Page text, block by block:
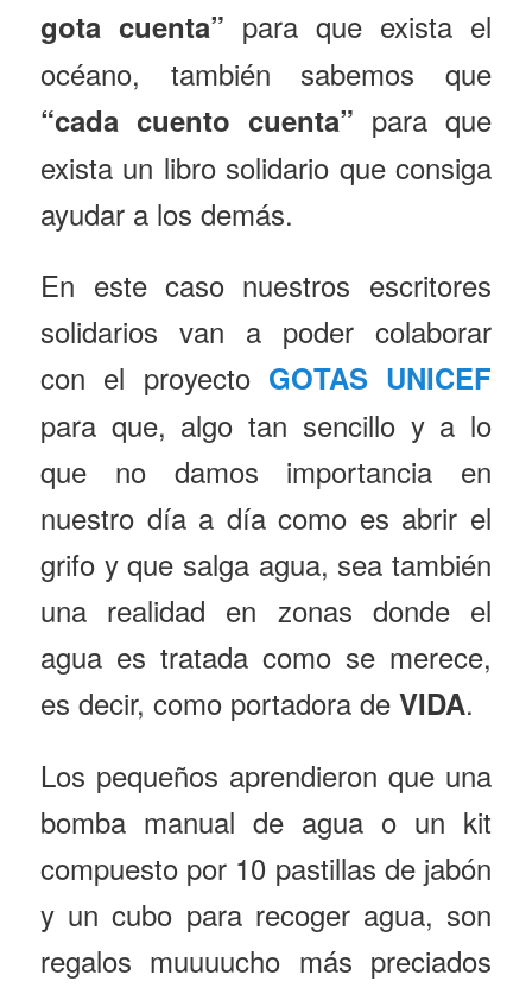
gota cuenta” para que exista el
océano, también sabemos que
“cada cuento cuenta” para que
exista un libro solidario que consiga
ayudar a los demás.
En este caso nuestros escritores
solidarios van a poder colaborar
con el proyectoGOTAS UNICEF
para que, algo tan sencillo y a lo
que no damos importancia en
nuestro día a día como es abrir el
grifo y que salga agua, sea también
una realidad en zonas donde el
agua es tratada como se merece,
es decir, como portadora deVIDA.
Los pequeños aprendieron que una
bomba manual de agua o un kit
compuesto por 10 pastillas de jabón
y un cubo para recoger agua, son
regalos muuuucho más preciados